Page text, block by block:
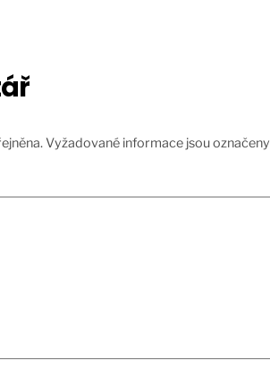
Vyžadované informace jsou označeny